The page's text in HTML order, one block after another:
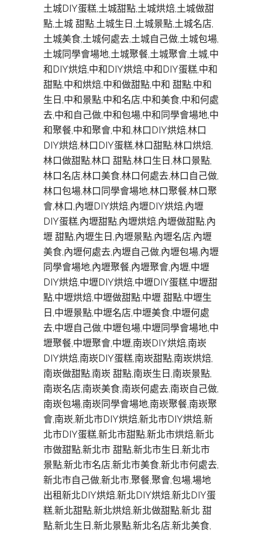
土城DIY蛋糕,土城甜點,土城烘焙,土城做甜
點,土城 甜點,土城生日,土城景點,土城名店,
土城美食,土城何處去,土城自己做,土城包場,
土城同學會場地,土城聚餐,土城聚會,土城,中
和DIY烘焙,中和DIY烘焙,中和DIY蛋糕,中和
甜點,中和烘焙,中和做甜點,中和 甜點,中和
生日,中和景點,中和名店,中和美食,中和何處
去,中和自己做,中和包場,中和同學會場地,中
和聚餐,中和聚會,中和,林口DIY烘焙,林口
DIY烘焙,林口DIY蛋糕,林口甜點,林口烘焙,
林口做甜點,林口 甜點,林口生日,林口景點,
林口名店,林口美食,林口何處去,林口自己做,
林口包場,林口同學會場地,林口聚餐,林口聚
會,林口,內壢DIY烘焙,內壢DIY烘焙,內壢
DIY蛋糕,內壢甜點,內壢烘焙,內壢做甜點,內
壢 甜點,內壢生日,內壢景點,內壢名店,內壢
美食,內壢何處去,內壢自己做,內壢包場,內壢
同學會場地,內壢聚餐,內壢聚會,內壢,中壢
DIY烘焙,中壢DIY烘焙,中壢DIY蛋糕,中壢甜
點,中壢烘焙,中壢做甜點,中壢 甜點,中壢生
日,中壢景點,中壢名店,中壢美食,中壢何處
去,中壢自己做,中壢包場,中壢同學會場地,中
壢聚餐,中壢聚會,中壢,南崁DIY烘焙,南崁
DIY烘焙,南崁DIY蛋糕,南崁甜點,南崁烘焙,
南崁做甜點,南崁 甜點,南崁生日,南崁景點,
南崁名店,南崁美食,南崁何處去,南崁自己做,
南崁包場,南崁同學會場地,南崁聚餐,南崁聚
會,南崁,新北市DIY烘焙,新北市DIY烘焙,新
北市DIY蛋糕,新北市甜點,新北市烘焙,新北
市做甜點,新北市 甜點,新北市生日,新北市
景點,新北市名店,新北市美食,新北市何處去,
新北市自己做,新北市,聚餐,聚會,包場,場地
出租新北DIY烘焙,新北DIY烘焙,新北DIY蛋
糕,新北甜點,新北烘焙,新北做甜點,新北 甜
點,新北生日,新北景點,新北名店,新北美食,